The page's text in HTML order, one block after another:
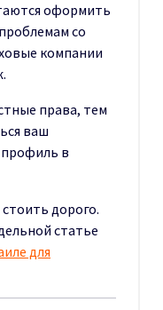
оформить
со
компании
права, тем
ваш
в
дорого.
статье
для